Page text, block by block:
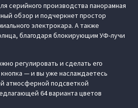
серийного производства панорамная
обзор и подчеркнет простор
электрокара. А также
благодаря блокирующим УФ-лучи
регулировать и сделать его
— и вы уже наслаждаетесь
атмосферной подсветкой
64 варианта цветов